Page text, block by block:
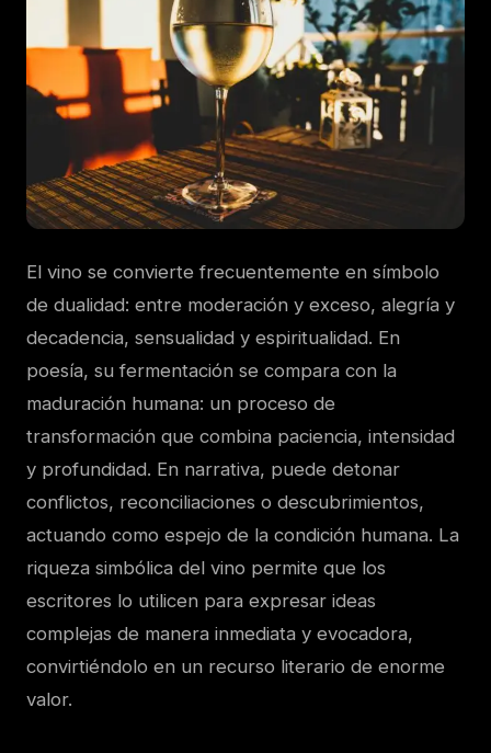
El vino se convierte frecuentemente en símbolo
de dualidad: entre moderación y exceso, alegría y
decadencia, sensualidad y espiritualidad. En
poesía, su fermentación se compara con la
maduración humana: un proceso de
transformación que combina paciencia, intensidad
y profundidad. En narrativa, puede detonar
conflictos, reconciliaciones o descubrimientos,
actuando como espejo de la condición humana. La
riqueza simbólica del vino permite que los
escritores lo utilicen para expresar ideas
complejas de manera inmediata y evocadora,
convirtiéndolo en un recurso literario de enorme
valor.